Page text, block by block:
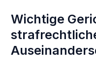
Wichtige